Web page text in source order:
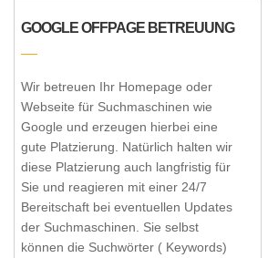
GOOGLE OFFPAGE BETREUUNG
Wir betreuen Ihr Homepage oder
Webseite für Suchmaschinen wie
Google und erzeugen hierbei eine
gute Platzierung. Natürlich halten wir
diese Platzierung auch langfristig für
Sie und reagieren mit einer 24/7
Bereitschaft bei eventuellen Updates
der Suchmaschinen. Sie selbst
können die Suchwörter ( Keywords)